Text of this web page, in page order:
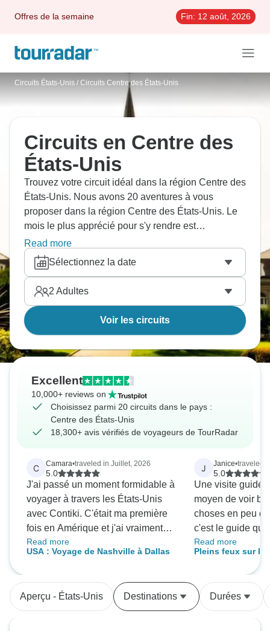
Offres de la semaine Fin: 12 août, 2026
Circuits États-Unis / Circuits Centre des États-Unis
Circuits en Centre des
États-Unis
Trouvez votre circuit idéal dans la région Centre des
États-Unis. Nous avons 20 aventures à vous
proposer dans la région Centre des États-Unis. Le
mois le plus apprécié pour s'y rendre est
Septembre, c'est-à-dire le mois qui compte le plus
grand nombre de départs.
Read more
Sélectionnez la date
2 Adultes
Voir les circuits
Excellent
10,000+ reviews on
Choisissez parmi 20 circuits dans le pays :
Centre des États-Unis
18,300+ avis vérifiés de voyageurs de TourRadar
C Camara•traveled in Juillet, 2026
5.0
J'ai passé un moment formidable à
voyager à travers les États-Unis
avec Contiki. C'était ma première
fois en Amérique et j'ai vraiment
adoré cette expérience. James,
notre accompagnateur, était
soucié de chacun d'entre nous et
s'est mis en quatre pour s'assurer
Read more
USA : Voyage de Nashville à Dallas
J Janice•traveled
5.0
Une visite
moyen de voir
choses en peu
c'est le guide qui
grande visite.
été formidable.
elle nous a fait
programme et
d'être avec elle. Elle nous a donné
Read more
Pleins feux sur le
avec le Mont
Badlands (2027)
Aperçu - États-Unis Destinations Durées